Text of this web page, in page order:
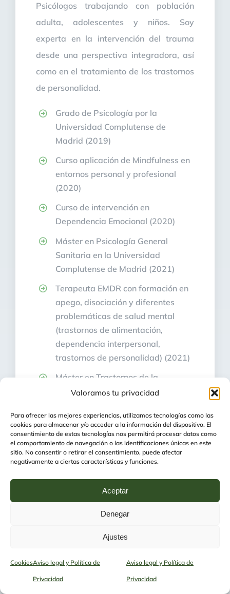
Valoramos tu privacidad
Para ofrecer las mejores experiencias, utilizamos tecnologías como las
cookies para almacenar y/o acceder a la información del dispositivo. El
consentimiento de estas tecnologías nos permitirá procesar datos como
el comportamiento de navegación o las identificaciones únicas en este
sitio. No consentir o retirar el consentimiento, puede afectar
negativamente a ciertas características y funciones.
Aceptar
Denegar
Ajustes
CookiesAviso legal y Política de
Privacidad
Aviso legal y Política de
Privacidad
Psicólogos trabajando con población
adulta, adolescentes y niños. Soy
experta en la intervención del trauma
desde una perspectiva integradora, así
como en el tratamiento de los trastornos
de personalidad.
Grado de Psicología por la
Universidad Complutense de
Madrid (2019)
Curso aplicación de Mindfulness en
entornos personal y profesional
(2020)
Curso de intervención en
Dependencia Emocional (2020)
Máster en Psicología General
Sanitaria en la Universidad
Complutense de Madrid (2021)
Terapeuta EMDR con formación en
apego, disociación y diferentes
problemáticas de salud mental
(trastornos de alimentación,
dependencia interpersonal,
trastornos de personalidad) (2021)
Máster en Trastornos de la
Personalidad en la Universidad
actualidad)
Curso Intervención con el vacío en
psicoterapia (2021)
Curso comprender y tratar la
vergüenza crónica (2021)
Curso Tratamiento de la disociación
(2021)